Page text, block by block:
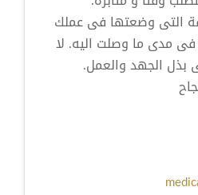
التى وضعتها فى عملك
مدى ما وصلت اليه. لا
بذل الجهد والعمل.